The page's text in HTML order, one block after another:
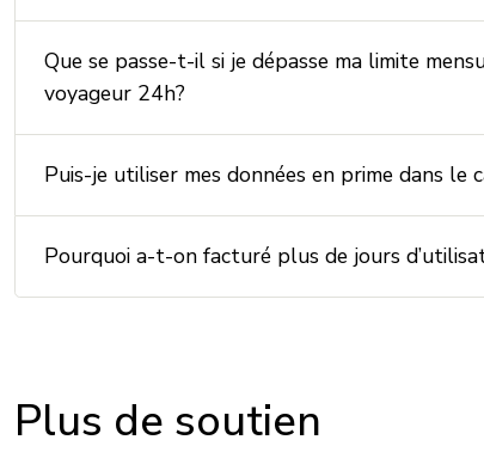
Que se passe-t-il si je dépasse ma limite
voyageur 24h?
Puis-je utiliser mes données en prime dans le
Pourquoi a-t-on facturé plus de jours
Plus de soutien